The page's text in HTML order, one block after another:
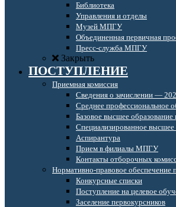
Библиотека
Управления и отделы
Музей МПГУ
Объединенная первичная
Пресс-служба МПГУ
Закрыть
ПОСТУПЛЕНИЕ
Приемная комиссия
Сведения о зачислении —
Среднее профессиональное
Базовое высшее образование
Специализированное высшее
Аспирантура
Прием в филиалы МПГУ
Контакты отборочных
Нормативно-правовое обеспечение
Конкурсные списки
Поступление на целевое
Заселение первокурсников